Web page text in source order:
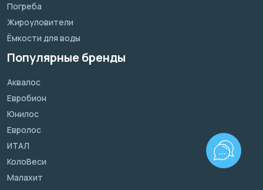
Погреба
Жироуловители
Ёмкости для воды
Популярные бренды
Аквалос
Евробион
Юнилос
Евролос
ИТАЛ
КолоВеси
Малахит